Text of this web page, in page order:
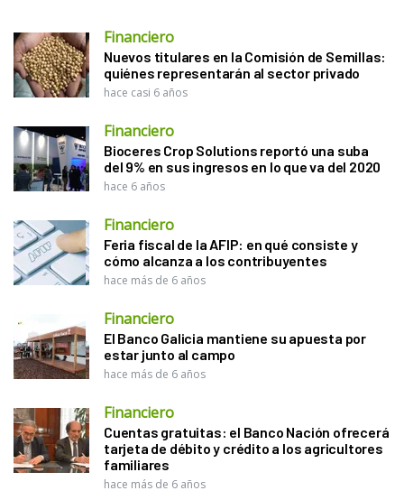
Financiero
Nuevos titulares en la Comisión de Semillas:
quiénes representarán al sector privado
hace casi 6 años
Financiero
Bioceres Crop Solutions reportó una suba
del 9% en sus ingresos en lo que va del 2020
hace 6 años
Financiero
Feria fiscal de la AFIP: en qué consiste y
cómo alcanza a los contribuyentes
hace más de 6 años
Financiero
El Banco Galicia mantiene su apuesta por
estar junto al campo
hace más de 6 años
Financiero
Cuentas gratuitas: el Banco Nación ofrecerá
tarjeta de débito y crédito a los agricultores
familiares
hace más de 6 años